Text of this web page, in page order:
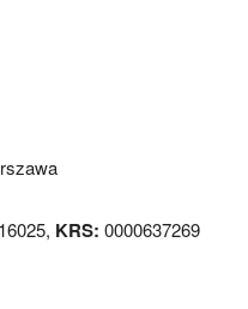
KRS: 0000637269